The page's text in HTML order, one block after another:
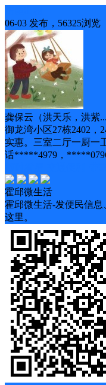
06-03 发布，56325浏览
龚保云（洪天乐，洪紫...
御龙湾小区27栋2402，
实惠。三室二厅一厨一
话*****4979，
霍邱微生活
霍邱微生活-发便民信
这里。